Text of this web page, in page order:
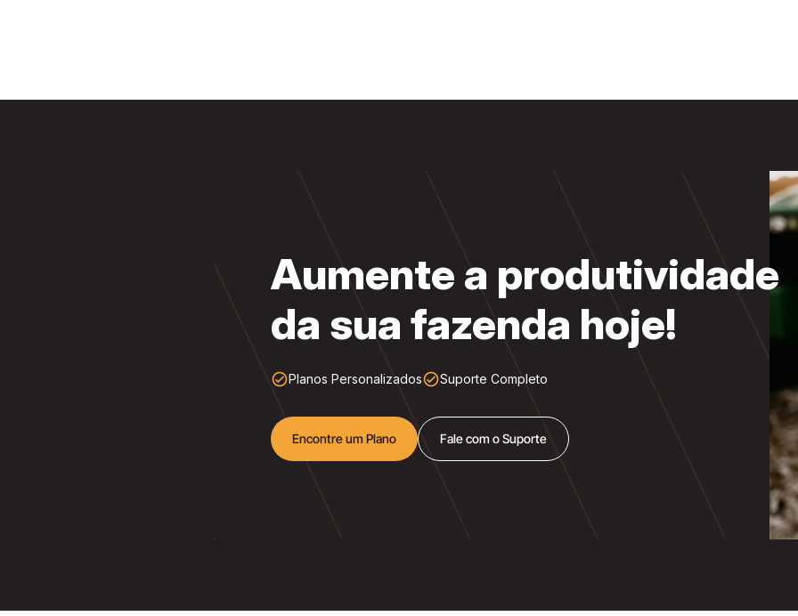
Aumente a produtividade
da sua fazenda hoje!
check_circle_outlinePlanos Personalizadoscheck_circle_outlineSuporte Completo
Encontre um Plano Fale com o Suporte